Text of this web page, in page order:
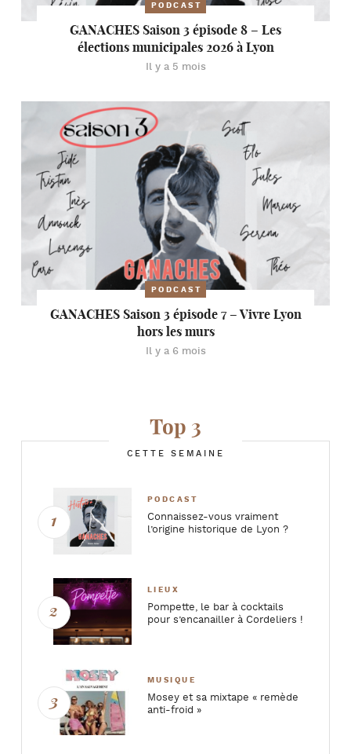
PODCAST
GANACHES Saison 3 épisode 8 – Les
élections municipales 2026 à Lyon
Il y a 5 mois
PODCAST
GANACHES Saison 3 épisode 7 – Vivre Lyon
hors les murs
Il y a 6 mois
Top 3
CETTE SEMAINE
PODCAST
Connaissez-vous vraiment
l’origine historique de Lyon ?
LIEUX
Pompette, le bar à cocktails
pour s’encanailler à Cordeliers !
MUSIQUE
Mosey et sa mixtape « remède
anti-froid »